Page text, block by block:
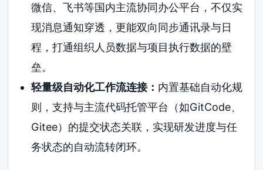
微信、飞书等国内主流协同办公平台，不仅实
现消息通知穿透，更能双向同步通讯录与日
程，打通组织人员数据与项目执行数据的壁
垒。
轻量级自动化工作流连接： 内置基础自动化规
则，支持与主流代码托管平台（如GitCode、
Gitee）的提交状态关联，实现研发进度与任
务状态的自动流转闭环。